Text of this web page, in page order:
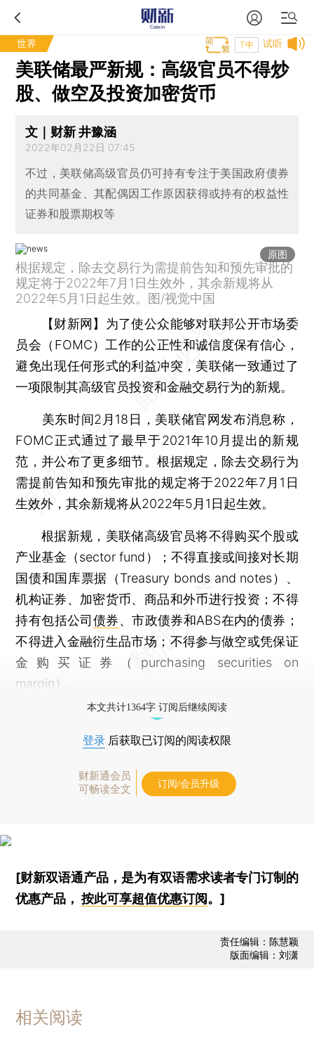
世界 试听
T中
美联储最严新规：高级官员不得炒
股、做空及投资加密货币
文｜财新 井豫涵
2022年02月22日 07:45
不过，美联储高级官员仍可持有专注于美国政府债券
的共同基金、其配偶因工作原因获得或持有的权益性
证券和股票期权等
原图
根据规定，除去交易行为需提前告知和预先审批的
规定将于2022年7月1日生效外，其余新规将从
2022年5月1日起生效。图/视觉中国
【财新网】 为了使公众能够对联邦公开市场委
员会（FOMC）工作的公正性和诚信度保有信心，
避免出现任何形式的利益冲突，美联储一致通过了
一项限制其高级官员投资和金融交易行为的新规。
美东时间2月18日，美联储官网发布消息称，
FOMC正式通过了最早于2021年10月提出的新规
范，并公布了更多细节。根据规定，除去交易行为
需提前告知和预先审批的规定将于2022年7月1日
生效外，其余新规将从2022年5月1日起生效。
根据新规，美联储高级官员将不得购买个股或
产业基金（sector fund）；不得直接或间接对长期
国债和国库票据（Treasury bonds and notes）、
机构证券、加密货币、商品和外币进行投资；不得
持有包括公司 债券、市政债券和ABS在内的债券；
不得进入金融衍生品市场；不得参与做空或凭保证
金购买证券（purchasing securities on
margin）。
本文共计1364字 订阅后继续阅读
登录 后获取已订阅的阅读权限
财新通会员
可畅读全文
订阅/会员升级
[财新双语通产品，是为有双语需求读者专门订制的
优惠产品，按此可享超值优惠订阅 。]
责任编辑：陈慧颖
版面编辑：刘潇
相关阅读